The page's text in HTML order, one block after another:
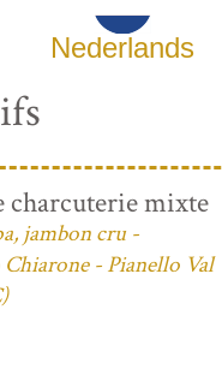
Nederlands
charcuterie mixte
jambon cru -
- Pianello Val